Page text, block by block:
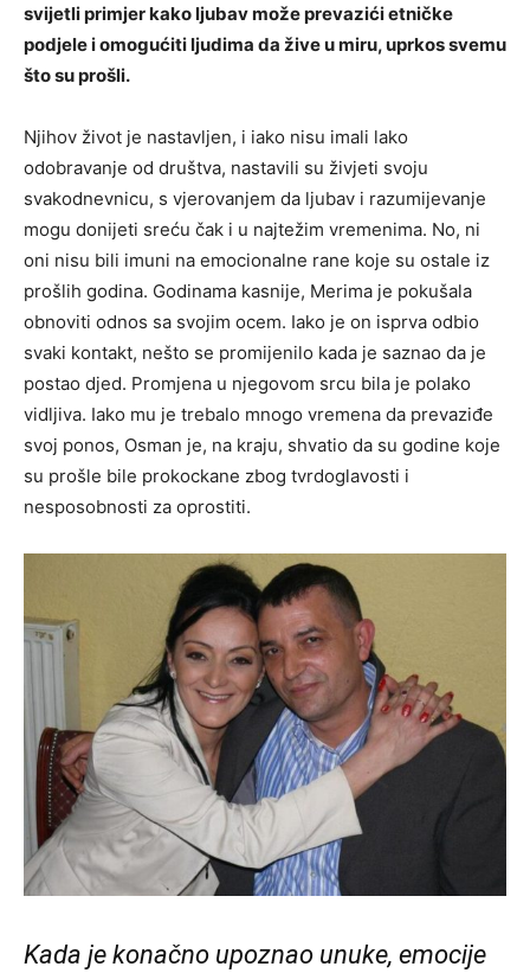
svijetli primjer kako ljubav može prevazići etničke
podjele i omogućiti ljudima da žive u miru, uprkos svemu
što su prošli.
Njihov život je nastavljen, i iako nisu imali lako
odobravanje od društva, nastavili su živjeti svoju
svakodnevnicu, s vjerovanjem da ljubav i razumijevanje
mogu donijeti sreću čak i u najtežim vremenima. No, ni
oni nisu bili imuni na emocionalne rane koje su ostale iz
prošlih godina. Godinama kasnije, Merima je pokušala
obnoviti odnos sa svojim ocem. Iako je on isprva odbio
svaki kontakt, nešto se promijenilo kada je saznao da je
postao djed. Promjena u njegovom srcu bila je polako
vidljiva. Iako mu je trebalo mnogo vremena da prevaziđe
svoj ponos, Osman je, na kraju, shvatio da su godine koje
su prošle bile prokockane zbog tvrdoglavosti i
nesposobnosti za oprostiti.
Kada je konačno upoznao unuke, emocije